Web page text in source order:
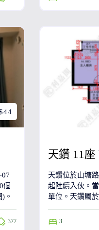
個
。
377
天鑽 11座
天鑽位於山塘
起陸續入伙。
單位。天鑽屬
3